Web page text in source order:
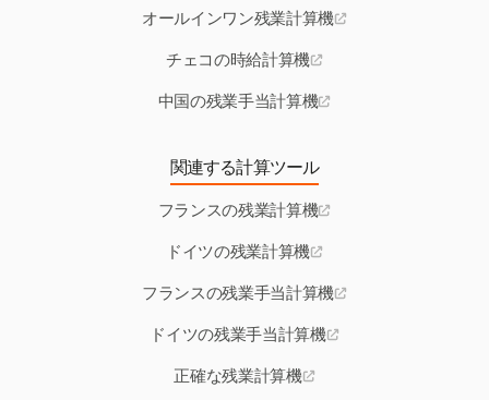
オールインワン残業計算機
チェコの時給計算機
中国の残業手当計算機
関連する計算ツール
フランスの残業計算機
ドイツの残業計算機
フランスの残業手当計算機
ドイツの残業手当計算機
正確な残業計算機